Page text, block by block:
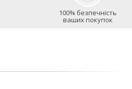
100% безпечність
ваших покупок